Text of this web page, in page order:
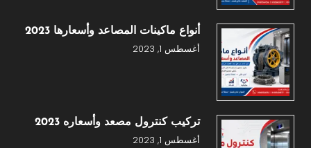
أنواع ماكينات المصاعد وأسعارها 2023
أغسطس 1, 2023
تركيب كنترول مصعد وأسعاره 2023
أغسطس 1, 2023